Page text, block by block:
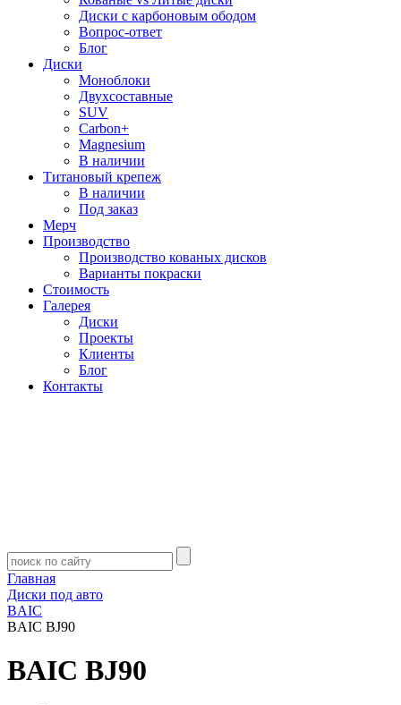
Диски с карбоновым ободом
Вопрос-ответ
Блог
Диски
Моноблоки
Двухсоставные
SUV
Carbon+
Magnesium
В наличии
Титановый крепеж
В наличии
Под заказ
Мерч
Производство
Производство кованых дисков
Варианты покраски
Стоимость
Галерея
Диски
Проекты
Клиенты
Блог
Контакты
Главная
Диски под авто
BAIC
BAIC BJ90
BAIC BJ90